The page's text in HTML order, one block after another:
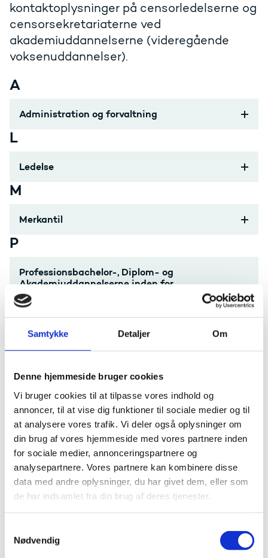
Samtykke Detaljer Om
Denne hjemmeside bruger cookies
Vi bruger cookies til at tilpasse vores indhold og
annoncer, til at vise dig funktioner til sociale medier og til
at analysere vores trafik. Vi deler også oplysninger om
din brug af vores hjemmeside med vores partnere inden
for sociale medier, annonceringspartnere og
analysepartnere. Vores partnere kan kombinere disse
data med andre oplysninger, du har givet dem, eller som
de har indsamlet fra din brug af deres tjenester.
Nødvendig
kontaktoplysninger på censorledelserne og
censorsekretariaterne ved
akademiuddannelserne (videregående
voksenuddannelser).
A
Administration og forvaltning
L
Ledelse
M
Merkantil
P
Professionsbachelor-, Diplom- og
Akademiuddannelserne inden for
fagområdet medie og kommunikation &
Danmarks Medie- og Journalisthøjskole
DMJX-uddannelserne og Grafisk
kommunikation
T
Teknik, produktion, service m.v.
V
Velfærd, undervisning og sundhed
Voksenunderviser
Susanne Nielsen
Chefsekretær
Jura og Institutionspersonale